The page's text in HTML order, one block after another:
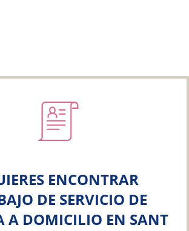
ENCONTRAR
DE SERVICIO DE
A DOMICILIO EN SANT